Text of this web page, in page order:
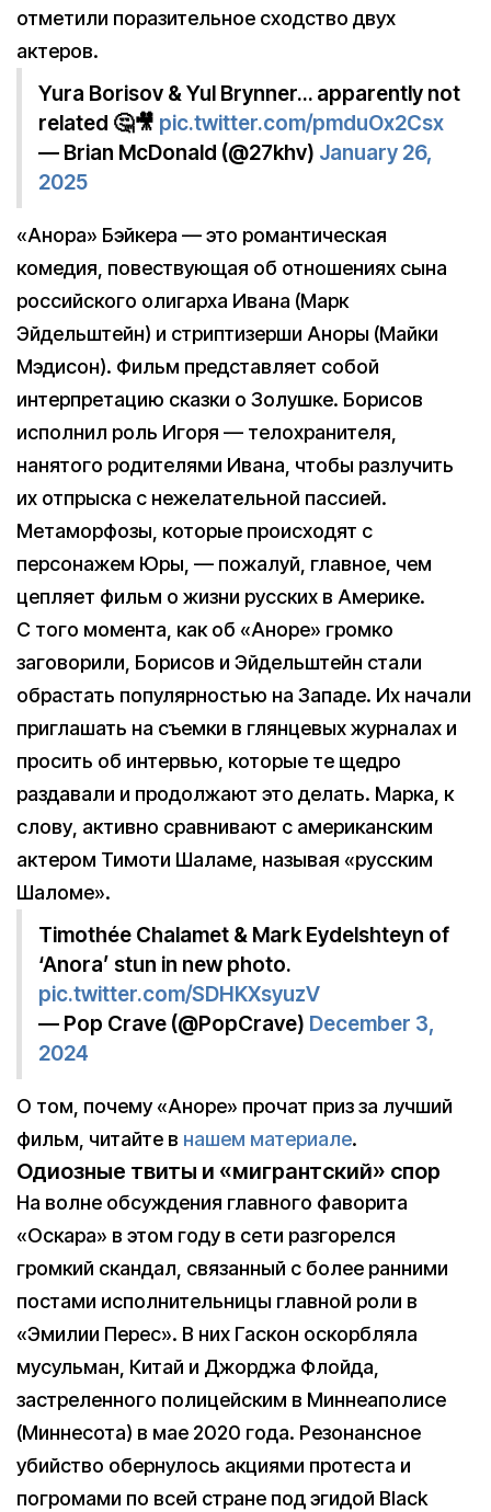
отметили поразительное сходство двух
актеров.
Yura Borisov & Yul Brynner… apparently not
related 🤔🎥 pic.twitter.com/pmduOx2Csx
— Brian McDonald (@27khv) January 26,
2025
«Анора» Бэйкера — это романтическая
комедия, повествующая об отношениях сына
российского олигарха Ивана (Марк
Эйдельштейн) и стриптизерши Аноры (Майки
Мэдисон). Фильм представляет собой
интерпретацию сказки о Золушке. Борисов
исполнил роль Игоря — телохранителя,
нанятого родителями Ивана, чтобы разлучить
их отпрыска с нежелательной пассией.
Метаморфозы, которые происходят с
персонажем Юры, — пожалуй, главное, чем
цепляет фильм о жизни русских в Америке.
С того момента, как об «Аноре» громко
заговорили, Борисов и Эйдельштейн стали
обрастать популярностью на Западе. Их начали
приглашать на съемки в глянцевых журналах и
просить об интервью, которые те щедро
раздавали и продолжают это делать. Марка, к
слову, активно сравнивают с американским
актером Тимоти Шаламе, называя «русским
Шаломе».
Timothée Chalamet & Mark Eydelshteyn of
‘Anora’ stun in new photo.
pic.twitter.com/SDHKXsyuzV
— Pop Crave (@PopCrave) December 3,
2024
О том, почему «Аноре» прочат приз за лучший
фильм, читайте в нашем материале.
Одиозные твиты и «мигрантский» спор
На волне обсуждения главного фаворита
«Оскара» в этом году в сети разгорелся
громкий скандал, связанный с более ранними
постами исполнительницы главной роли в
«Эмилии Перес». В них Гаскон оскорбляла
мусульман, Китай и Джорджа Флойда,
застреленного полицейским в Миннеаполисе
(Миннесота) в мае 2020 года. Резонансное
убийство обернулось акциями протеста и
погромами по всей стране под эгидой Black